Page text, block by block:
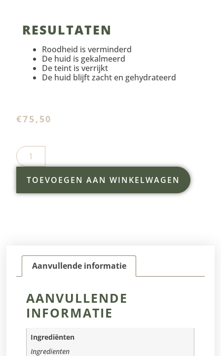
RESULTATEN
Roodheid is verminderd
De huid is gekalmeerd
De teint is verrijkt
De huid blijft zacht en gehydrateerd
€75,50
TOEVOEGEN AAN WINKELWAGEN
Aanvullende informatie
AANVULLENDE
INFORMATIE
Ingrediënten
Ingredienten